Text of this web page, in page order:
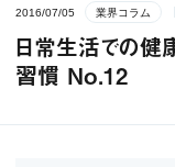
2016/07/05 業界コラム
日常生活での健
習慣 No.12